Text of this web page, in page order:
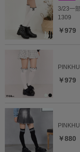
3/23一
1309
￥979
￥979
￥880